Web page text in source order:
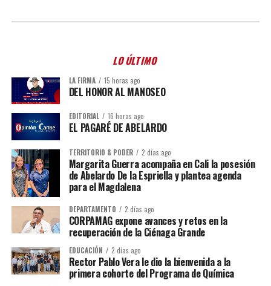
LO ÚLTIMO
LA FIRMA 15 horas ago
DEL HONOR AL MANOSEO
EDITORIAL 16 horas ago
EL PAGARÉ DE ABELARDO
TERRITORIO & PODER 2 días ago
Margarita Guerra acompaña en Cali la posesión
de Abelardo De la Espriella y plantea agenda
para el Magdalena
DEPARTAMENTO 2 días ago
CORPAMAG expone avances y retos en la
recuperación de la Ciénaga Grande
EDUCACIÓN 2 días ago
Rector Pablo Vera le dio la bienvenida a la
primera cohorte del Programa de Química